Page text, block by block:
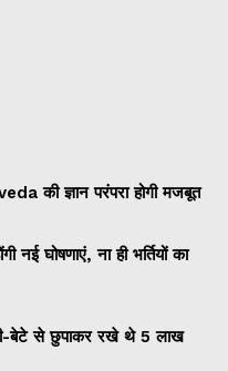
की ज्ञान परंपरा होगी मजबूत
नई घोषणाएं, ना ही भर्तियों का
बेटे से छुपाकर रखे थे 5 लाख